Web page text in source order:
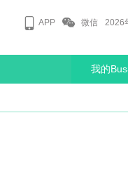
APP 微信 2026
我的